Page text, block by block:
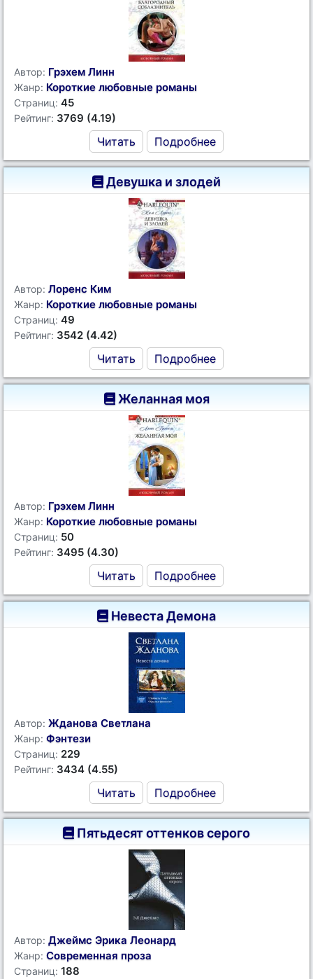
Автор: Грэхем Линн
Жанр: Короткие любовные романы
Страниц: 45
Рейтинг: 3769 (4.19)
Читать Подробнее
Девушка и злодей
Автор: Лоренс Ким
Жанр: Короткие любовные романы
Страниц: 49
Рейтинг: 3542 (4.42)
Читать Подробнее
Желанная моя
Автор: Грэхем Линн
Жанр: Короткие любовные романы
Страниц: 50
Рейтинг: 3495 (4.30)
Читать Подробнее
Невеста Демона
Автор: Жданова Светлана
Жанр: Фэнтези
Страниц: 229
Рейтинг: 3434 (4.55)
Читать Подробнее
Пятьдесят оттенков серого
Автор: Джеймс Эрика Леонард
Жанр: Современная проза
Страниц: 188